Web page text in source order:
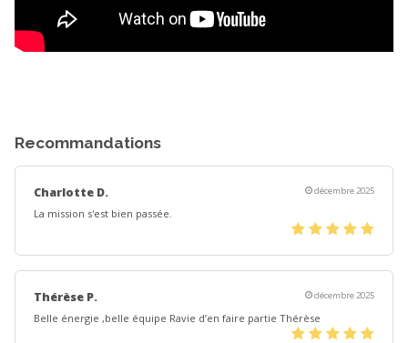
Recommandations
décembre 2025
Charlotte D.
La mission s'est bien passée.
(*)(*)(*)(*)(*)
décembre 2025
Thérèse P.
Belle énergie ,belle équipe Ravie d’en faire partie Thérèse
(*)(*)(*)(*)(*)